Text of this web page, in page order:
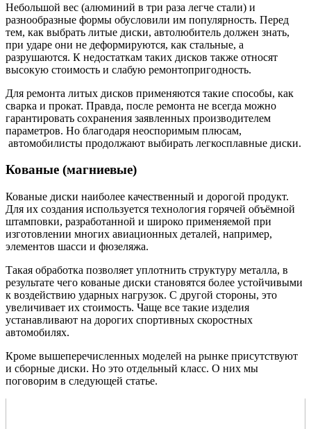
Небольшой вес (алюминий в три раза легче стали) и
разнообразные формы обусловили им популярность. Перед
тем, как выбрать литые диски, автолюбитель должен знать,
при ударе они не деформируются, как стальные, а
разрушаются. К недостаткам таких дисков также относят
высокую стоимость и слабую ремонтопригодность.
Для ремонта литых дисков применяются такие способы, как
сварка и прокат. Правда, после ремонта не всегда можно
гарантировать сохранения заявленных производителем
параметров. Но благодаря неоспоримым плюсам,
автомобилисты продолжают выбирать легкосплавные диски.
Кованые (магниевые)
Кованые диски наиболее качественный и дорогой продукт.
Для их создания используется технология горячей объёмной
штамповки, разработанной и широко применяемой при
изготовлении многих авиационных деталей, например,
элементов шасси и фюзеляжа.
Такая обработка позволяет уплотнить структуру металла, в
результате чего кованые диски становятся более устойчивыми
к воздействию ударных нагрузок. С другой стороны, это
увеличивает их стоимость. Чаще все такие изделия
устанавливают на дорогих спортивных скоростных
автомобилях.
Кроме вышеперечисленных моделей на рынке присутствуют
и сборные диски. Но это отдельный класс. О них мы
поговорим в следующей статье.